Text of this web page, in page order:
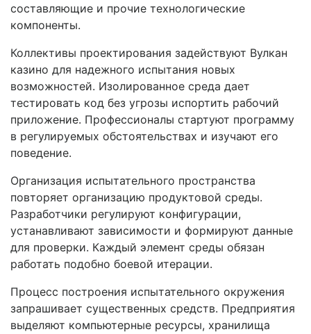
составляющие и прочие технологические
компоненты.
Коллективы проектирования задействуют Вулкан
казино для надежного испытания новых
возможностей. Изолированное среда дает
тестировать код без угрозы испортить рабочий
приложение. Профессионалы стартуют программу
в регулируемых обстоятельствах и изучают его
поведение.
Организация испытательного пространства
повторяет организацию продуктовой среды.
Разработчики регулируют конфигурации,
устанавливают зависимости и формируют данные
для проверки. Каждый элемент среды обязан
работать подобно боевой итерации.
Процесс построения испытательного окружения
запрашивает существенных средств. Предприятия
выделяют компьютерные ресурсы, хранилища